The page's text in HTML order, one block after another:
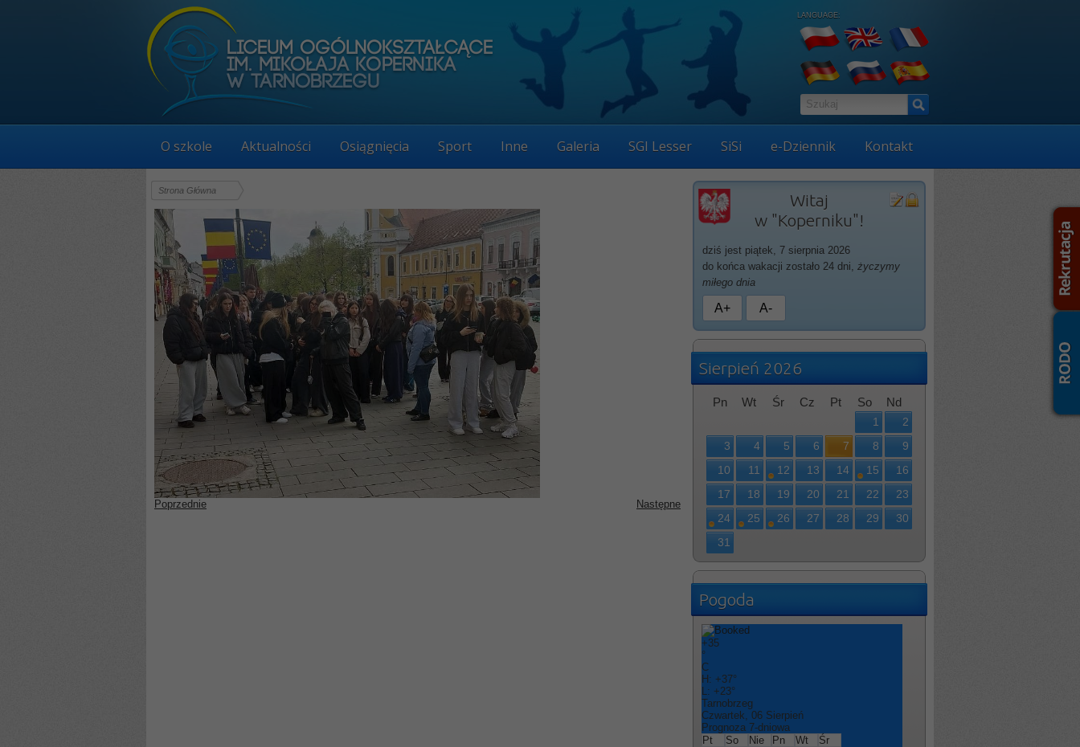
LANGUAGE:
O szkole Aktualności Osiągnięcia Sport Inne Galeria SGI Lesser SiSi e-Dziennik Kontakt
Witaj
w "Koperniku"!
dziś jest piątek, 7 sierpnia 2026
do końca wakacji zostało 24 dni, życzymy
miłego dnia
A+ A-
Sierpień 2026
Pn Wt Śr Cz Pt So Nd
1
2
3
4 5 6 7 8
9
10
11 12 13 14 15
16
17
18 19 20 21 22
23
24
25 26 27 28 29
30
31
Pogoda
+35
°
C
H: +37°
L: +23°
Tarnobrzeg
Czwartek, 06 Sierpień
Prognoza 7-dniowa
Pt
So Nie Pn Wt
Śr
Strona Główna
Poprzednie Następne